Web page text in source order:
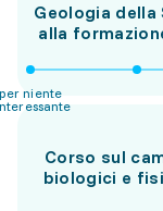
Geologia
alla
niente
Corso sul
biologici e